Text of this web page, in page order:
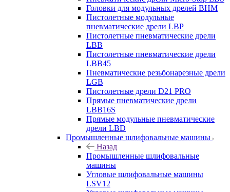
Головки для модульных дрелей BHM
Пистолетные модульные
пневматические дрели LBP
Пистолетные пневматические дрели
LBB
Пистолетные пневматические дрели
LBB45
Пневматические резьбонарезные дрели
LGB
Пистолетные дрели D21 PRO
Прямые пневматические дрели
LBB16S
Прямые модульные пневматические
дрели LBD
Промышленные шлифовальные машины
Назад
Промышленные шлифовальные
машины
Угловые шлифовальные машины
LSV12